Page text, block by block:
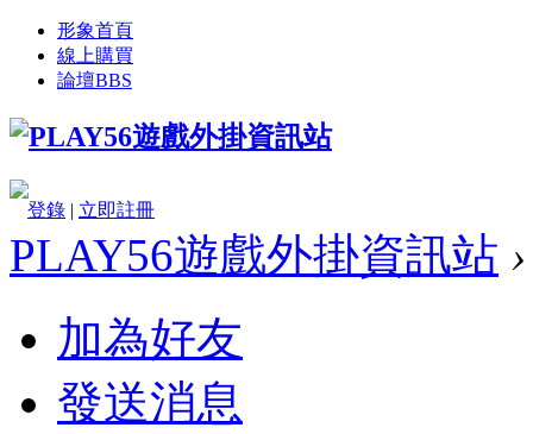
形象首頁
線上購買
論壇BBS
登錄 | 立即註冊
PLAY56遊戲外掛資訊站 ›
加為好友
發送消息